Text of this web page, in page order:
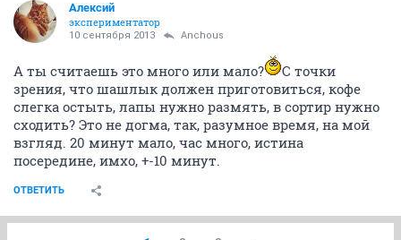
Алексий
экспериментатор
10 сентября 2013 Anchous
А ты считаешь это много или мало?
С точки
зрения, что шашлык должен приготовиться, кофе
слегка остыть, лапы нужно размять, в сортир нужно
сходить? Это не догма, так, разумное время, на мой
взгляд. 20 минут мало, час много, истина
посередине, имхо, +-10 минут.
ОТВЕТИТЬ